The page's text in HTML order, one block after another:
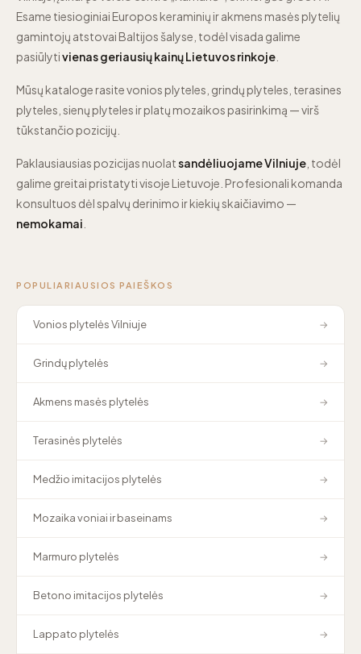
Esame tiesioginiai Europos keraminių ir akmens masės plytelių
gamintojų atstovai Baltijos šalyse, todėl visada galime
pasiūlytivienas geriausių kainų Lietuvos rinkoje
Mūsų kataloge rasite vonios plyteles, grindų plyteles, terasines
plyteles, sienų plyteles ir platų mozaikos pasirinkimą — virš
tūkstančio pozicijų.
Paklausiausias pozicijas nuolatsandėliuojame Vilniuje , todėl
galime greitai pristatyti visoje Lietuvoje. Profesionali komanda
konsultuos dėl spalvų derinimo ir kiekių skaičiavimo —
nemokamai
POPULIARIAUSIOS PAIEŠKOS
Vonios plytelės Vilniuje →
Grindų plytelės →
Akmens masės plytelės →
Terasinės plytelės →
Medžio imitacijos plytelės →
Mozaika voniai ir baseinams →
Marmuro plytelės →
Betono imitacijos plytelės →
Lappato plytelės →